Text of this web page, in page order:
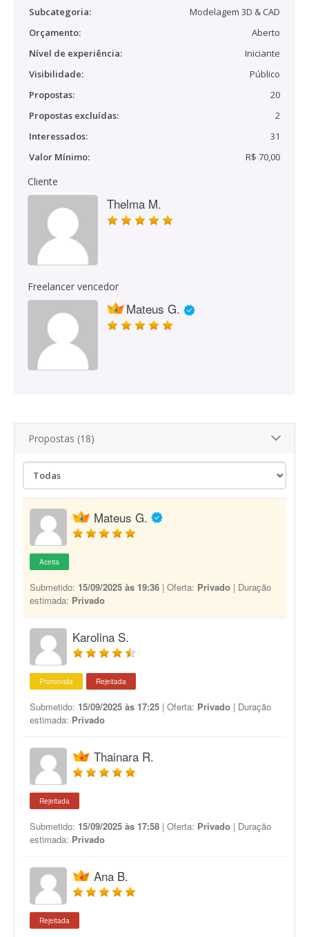
Subcategoria:
Modelagem 3D & CAD
Orçamento:
Aberto
Nível de experiência:
Iniciante
Visibilidade:
Público
Propostas:
20
Propostas excluídas:
2
Interessados:
31
Valor Mínimo:
R$ 70,00
Cliente
Thelma M.
Freelancer vencedor
Mateus G.
Propostas (18)
Mateus G.
Aceita
Submetido: 15/09/2025 às 19:36 | Oferta: Privado | Duração
estimada: Privado
Karolina S.
Promovida Rejeitada
Submetido: 15/09/2025 às 17:25 | Oferta: Privado | Duração
estimada: Privado
Thainara R.
Rejeitada
Submetido: 15/09/2025 às 17:58 | Oferta: Privado | Duração
estimada: Privado
Ana B.
Rejeitada